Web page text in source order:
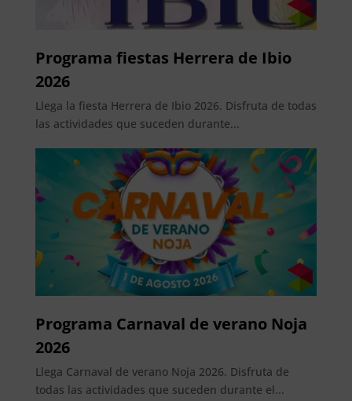
Programa fiestas Herrera de Ibio
2026
Llega la fiesta Herrera de Ibio 2026. Disfruta de todas
las actividades que suceden durante...
Programa Carnaval de verano Noja
2026
Llega Carnaval de verano Noja 2026. Disfruta de
todas las actividades que suceden durante el...